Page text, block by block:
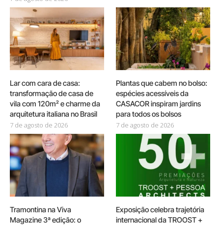
Lar com cara de casa:
transformação de casa de
vila com 120m² e charme da
arquitetura italiana no Brasil
7 de agosto de 2026
Plantas que cabem no bolso:
espécies acessíveis da
CASACOR inspiram jardins
para todos os bolsos
7 de agosto de 2026
Tramontina na Viva
Magazine 3ª edição: o
Exposição celebra trajetória
internacional da TROOST +